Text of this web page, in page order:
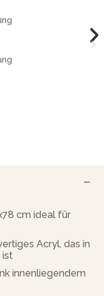
cm ideal für
Acryl, das in
ist
innenliegendem